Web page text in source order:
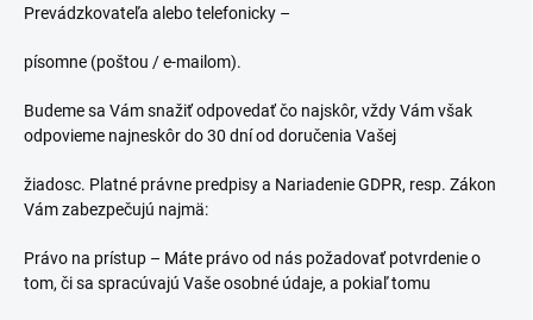
Prevádzkovateľa alebo telefonicky –
písomne (poštou / e-mailom).
Budeme sa Vám snažiť odpovedať čo najskôr, vždy Vám však
odpovieme najneskôr do 30 dní od doručenia Vašej
žiadosc. Platné právne predpisy a Nariadenie GDPR, resp. Zákon
Vám zabezpečujú najmä:
Právo na prístup – Máte právo od nás požadovať potvrdenie o
tom, či sa spracúvajú Vaše osobné údaje, a pokiaľ tomu